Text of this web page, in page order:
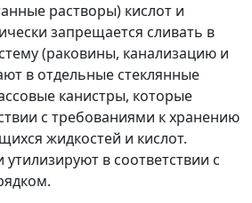
растворы) кислот и
запрещается сливать в
(раковины, канализацию и
в отдельные стеклянные
канистры, которые
с требованиями к хранению
жидкостей и кислот.
в соответствии с